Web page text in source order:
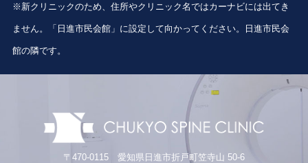
※新クリニックのため、住所やクリニック名ではカーナビには出てき
ません。「日進市民会館」に設定して向かってください。日進市民会
館の隣です。
〒470-0115 愛知県日進市折戸町笠寺山 50-6